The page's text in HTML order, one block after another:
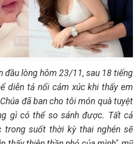
đầu lòng hôm 23/11, sau 18 tiếng
diễn tả nổi cảm xúc khi thấy em
đã ban cho tôi món quà tuyệt
gì có thể so sánh được. Tất cả
trong suốt thời kỳ thai nghén sẽ